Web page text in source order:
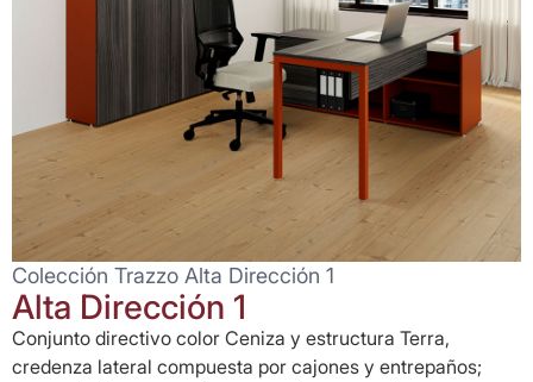
Colección Trazzo Alta Dirección 1
Alta Dirección 1
Conjunto directivo color Ceniza y estructura Terra,
credenza lateral compuesta por cajones y entrepaños;